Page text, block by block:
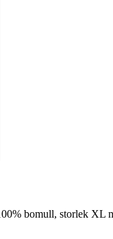
bomull, storlek XL